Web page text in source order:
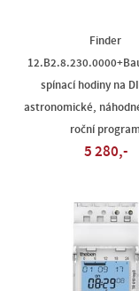
Finder
spínací hodiny na
astronomické,
roční
5 280,-